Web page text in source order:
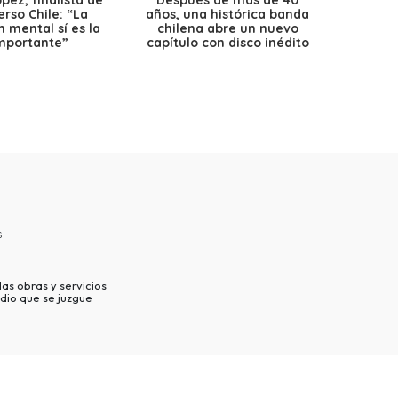
Chile: “La
mental sí es la
años, una histórica banda
chilena abre un nuevo
capítulo con disco inédito
obras y servicios
que se juzgue